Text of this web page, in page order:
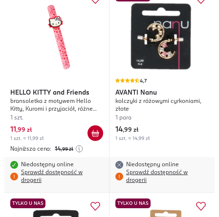
HELLO KITTY and Friends
bransoletka z motywem Hello
Kitty, Kuromi i przyjaciół, różne
rodzaje
1 szt.
11 ,99 zł
1 szt. = 11,99 zł
Najniższa cena: 14,99 zł
Niedostępny online
Sprawdź dostępność w
drogerii
4,7
AVANTI Nanu
kolczyki z różowymi cyrkoniami,
złote
1 para
14,99 zł
1 szt. = 14,99 zł
Niedostępny online
Sprawdź dostępność w
drogerii
TYLKO U NAS TYLKO U NAS